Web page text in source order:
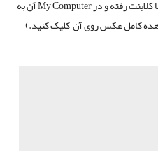
در سیستم سرور به اشتراک می گذاریم و بعد به سراغ سیستم ها کلاینت رفته و در My Computer آن به